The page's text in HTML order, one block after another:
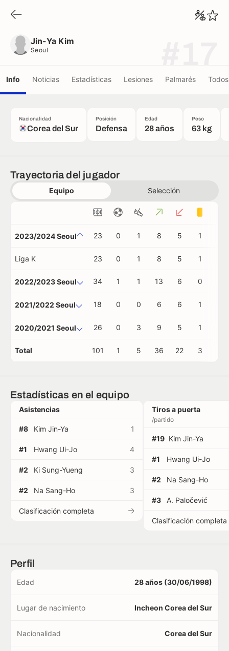
Jin-Ya Kim
Seoul
Info Noticias Estadísticas Lesiones Palmarés
Nacionalidad
Corea del Sur
Posición
Defensa
Edad
28 años
Peso
63 kg
Trayectoria del jugador
Equipo Selección
2023/2024 Seoul 23 0 1 8 5 1
Liga K 23 0 1 8 5 1
2022/2023 Seoul 34 1 1 13 6 0
2021/2022 Seoul 18 0 0 6 6 1
2020/2021 Seoul 26 0 3 9 5 1
Total 101 1 5 36 22 3
Estadísticas en el equipo
Asistencias
#8 Kim Jin-Ya 1
#1 Hwang Ui-Jo 4
#2 Ki Sung-Yueng 3
#2 Na Sang-Ho 3
Clasificación completa
Tiros a puerta
/partido
#19 Kim Jin-Ya
#1 Hwang Ui-Jo
#2 Na Sang-Ho
#3 A. Paločević
Clasificación completa
Perfil
Edad 28 años (30/06/1998)
Lugar de nacimiento Incheon Corea del Sur
Nacionalidad Corea del Sur